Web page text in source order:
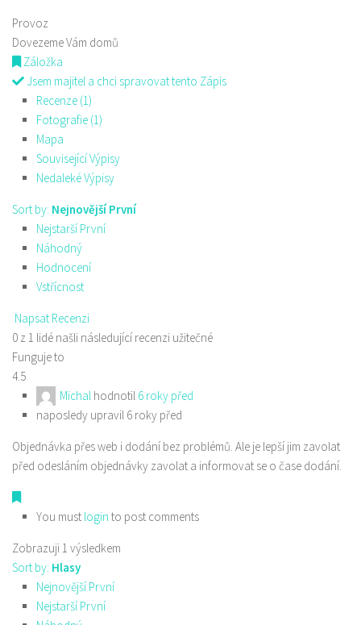
Provoz
Dovezeme Vám domů
Záložka
Jsem majitel a chci spravovat tento Zápis
Recenze (1)
Fotografie (1)
Mapa
Související Výpisy
Nedaleké Výpisy
Sort by: Nejnovější První
Nejstarší První
Náhodný
Hodnocení
Vstřícnost
Napsat Recenzi
0 z 1 lidé našli následující recenzi užitečné
Funguje to
4.5
Michal hodnotil 6 roky před
naposledy upravil 6 roky před
Objednávka přes web i dodání bez problémů. Ale je lepší jim zavolat
před odesláním objednávky zavolat a informovat se o čase dodání.
You must login to post comments
Zobrazuji 1 výsledkem
Sort by: Hlasy
Nejnovější První
Nejstarší První